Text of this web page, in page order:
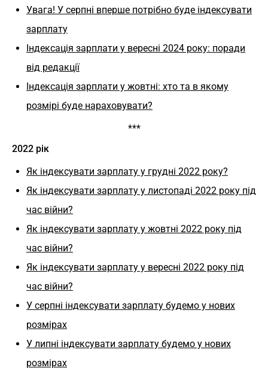
Увага! У серпні вперше потрібно буде індексувати
зарплату
Індексація зарплати у вересні 2024 року: поради
від редакції
Індексація зарплати у жовтні: хто та в якому
розмірі буде нараховувати?
***
2022 рік
Як індексувати зарплату у грудні 2022 року?
Як індексувати зарплату у листопаді 2022 року під
час війни?
Як індексувати зарплату у жовтні 2022 року під
час війни?
Як індексувати зарплату у вересні 2022 року під
час війни?
У серпні індексувати зарплату будемо у нових
розмірах
У липні індексувати зарплату будемо у нових
розмірах